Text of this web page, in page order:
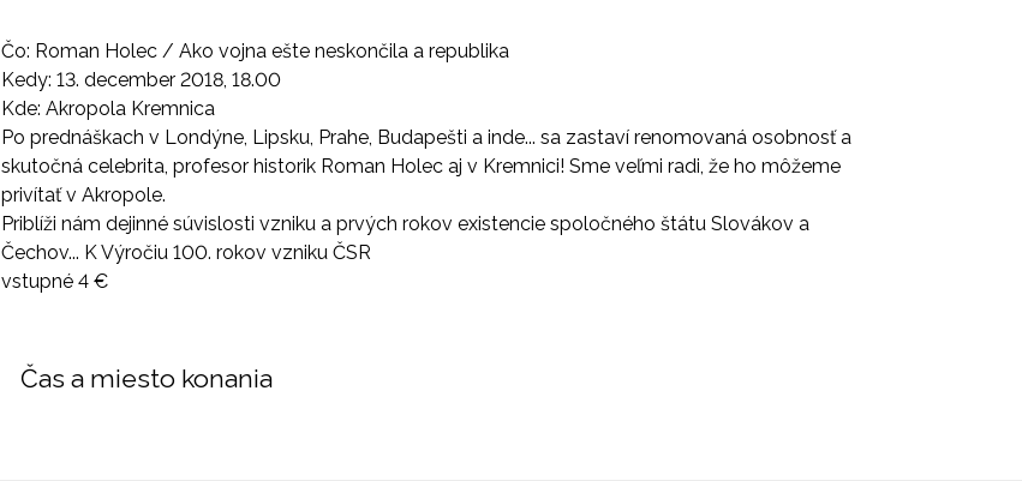
Čo: Roman Holec / Ako vojna ešte neskončila a republika
Kedy: 13. december 2018, 18.00
Kde: Akropola Kremnica
Po prednáškach v Londýne, Lipsku, Prahe, Budapešti a inde... sa zastaví renomovaná osobnosť a
skutočná celebrita, profesor historik Roman Holec aj v Kremnici! Sme veľmi radi, že ho môžeme
privítať v Akropole.
Priblíži nám dejinné súvislosti vzniku a prvých rokov existencie spoločného štátu Slovákov a
Čechov... K Výročiu 100. rokov vzniku ČSR
vstupné 4 €
Čas a miesto konania